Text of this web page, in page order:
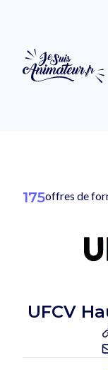
175offres de
UFCV